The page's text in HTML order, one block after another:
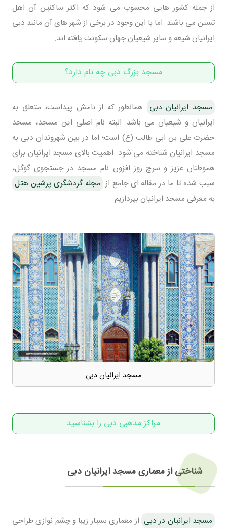
از جمله کشور هایی محسوب می شود که اکثر ساکنین آن اهل
تسنن می باشند. اما با این وجود در برخی از شهر های آن مانند دبی
ایرانیان شیعه و سایر شیعیان جهان سکونت یافته اند.
مسجد بزرگ دبی چه نام دارد؟
مسجد ایرانیان دبی همانطور که از نامش پیداست، متعلق به
ایرانیان و شیعیان می باشد. البته نام اصلی این مسجد، مسجد
حضرت علی بن ابی طالب (ع) است؛ اما در بین شهروندان دبی به
مسجد ایرانیان شناخته می شود. اهمیت بالای مسجد ایرانیان برای
هموطنان عزیز و سرچ روز افزون نام مسجد در جستجوی گوگل،
سبب شده تا ما در مقاله ای جامع از مجله گردشگری پرشین هتل
به معرفی مسجد ایرانیان بپردازیم.
مسجد ایرانیان دبی
مراکز مذهبی دبی را بشناسید
شناختی از معماری مسجد ایرانیان دبی
مسجد ایرانیان در دبی از معماری بسیار زیبا و چشم نوازی طراحی